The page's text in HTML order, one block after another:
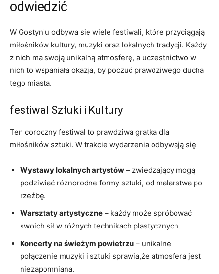
odwiedzić
W Gostyniu odbywa się wiele⁢ festiwali, które przyciągają
miłośników kultury, muzyki oraz lokalnych tradycji. Każdy
z nich ma swoją unikalną atmosferę, a uczestnictwo⁤ w
nich to wspaniała ​okazja,​ by poczuć prawdziwego ducha
tego miasta.
festiwal Sztuki i Kultury
Ten coroczny festiwal to prawdziwa gratka dla
miłośników sztuki. W trakcie wydarzenia odbywają się:
Wystawy lokalnych artystów ‌– zwiedzający mogą
podziwiać różnorodne formy sztuki, od malarstwa po
rzeźbę.
Warsztaty artystyczne – każdy może spróbować
swoich sił w różnych technikach plastycznych.
Koncerty na świeżym​ powietrzu – unikalne
połączenie muzyki i sztuki ‍sprawia,że atmosfera jest
niezapomniana.